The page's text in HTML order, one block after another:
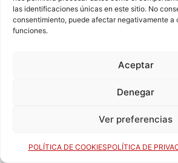
las identificaciones únicas en este sitio. No
consentimiento, puede afectar negativamente a
funciones.
Aceptar
Denegar
Ver preferencias
POLÍTICA DE COOKIESPOLÍTICA DE
TEMPORADA 2008-09